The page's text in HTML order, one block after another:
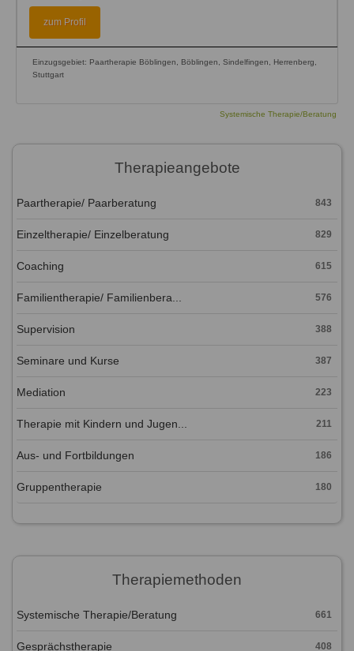
zum Profil
Einzugsgebiet: Paartherapie Böblingen, Böblingen, Sindelfingen, Herrenberg,
Stuttgart
Systemische Therapie/Beratung
Therapieangebote
Paartherapie/ Paarberatung 843
Einzeltherapie/ Einzelberatung 829
Coaching 615
Familientherapie/ Familienbera... 576
Supervision 388
Seminare und Kurse 387
Mediation 223
Therapie mit Kindern und Jugen... 211
Aus- und Fortbildungen 186
Gruppentherapie 180
Therapiemethoden
Systemische Therapie/Beratung 661
Gesprächstherapie 408